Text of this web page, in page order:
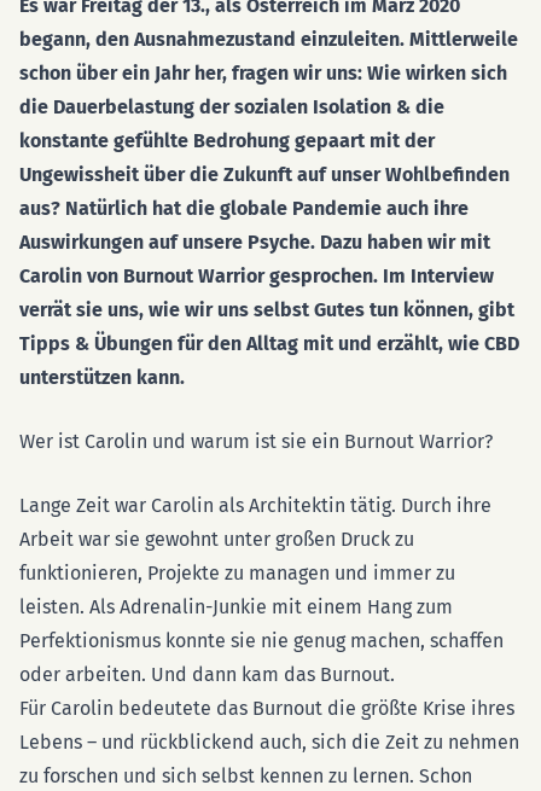
Es war Freitag der 13., als Österreich im März 2020
begann, den Ausnahmezustand einzuleiten. Mittlerweile
schon über ein Jahr her, fragen wir uns: Wie wirken sich
die Dauerbelastung der sozialen Isolation & die
konstante gefühlte Bedrohung gepaart mit der
Ungewissheit über die Zukunft auf unser Wohlbefinden
aus? Natürlich hat die globale Pandemie auch ihre
Auswirkungen auf unsere Psyche. Dazu haben wir mit
Carolin von Burnout Warrior gesprochen. Im Interview
verrät sie uns, wie wir uns selbst Gutes tun können, gibt
Tipps & Übungen für den Alltag mit und erzählt, wie CBD
unterstützen kann.
Wer ist Carolin und warum ist sie ein Burnout Warrior?
Lange Zeit war Carolin als Architektin tätig. Durch ihre
Arbeit war sie gewohnt unter großen Druck zu
funktionieren, Projekte zu managen und immer zu
leisten. Als Adrenalin-Junkie mit einem Hang zum
Perfektionismus konnte sie nie genug machen, schaffen
oder arbeiten. Und dann kam das Burnout.
Für Carolin bedeutete das Burnout die größte Krise ihres
Lebens – und rückblickend auch, sich die Zeit zu nehmen
zu forschen und sich selbst kennen zu lernen. Schon